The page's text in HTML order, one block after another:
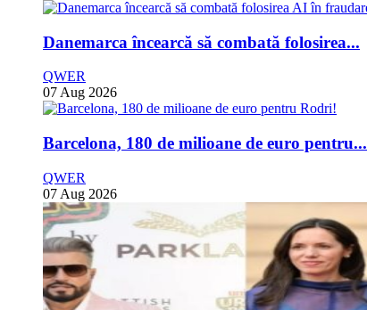
Danemarca încearcă să combată folosirea...
QWER
07 Aug 2026
Barcelona, 180 de milioane de euro pentru...
QWER
07 Aug 2026